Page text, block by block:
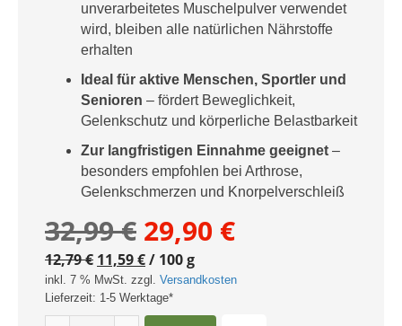
unverarbeitetes Muschelpulver verwendet
wird, bleiben alle natürlichen Nährstoffe
erhalten
Ideal für aktive Menschen, Sportler und
Senioren – fördert Beweglichkeit,
Gelenkschutz und körperliche Belastbarkeit
Zur langfristigen Einnahme geeignet –
besonders empfohlen bei Arthrose,
Gelenkschmerzen und Knorpelverschleiß
32,99€ Ursprünglicher
Preis
war:
29,90 €Aktueller
Preis
12,79€ 11,59€/ 100g
inkl. 7 % MwSt. zzgl. Versandkosten
Lieferzeit: 1-5 Werktage*